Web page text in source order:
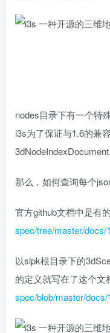
nodes目录下有一个特
i3s为了保证与1.6的兼
那么，如何查询每个
官方github文档中是有
spec/tree/master/docs/
以slpk根目录下的
的定义就写在了这个文
spec/blob/master/